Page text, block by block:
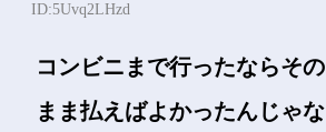
ID:5Uvq2LHzd
コンビニまで行ったならその
まま払えばよかったんじゃな